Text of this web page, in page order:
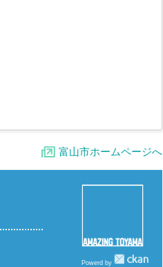
富山市ホームページへ
Powerd by